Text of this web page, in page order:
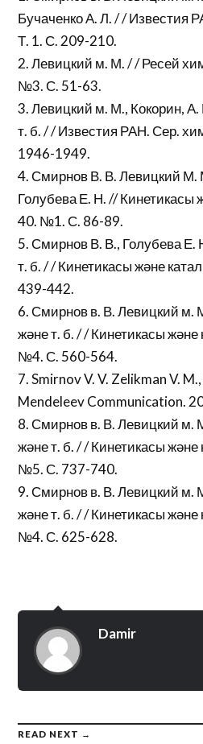
Бучаченко А. Л. / / Известия
Т. 1. С. 209-210.
2. Левицкий м. М. / / Ресей
№3. С. 51-63.
3. Левицкий м. М., Кокорин,
т. б. / / Известия РАН. Сер.
1946-1949.
4. Смирнов В. В. Левицкий М.
Голубева Е. Н. // Кинетикасы
40. №1. С. 86-89.
5. Смирнов В. В., Голубева Е.
т. б. / / Кинетикасы және
439-442.
6. Смирнов в. В. Левицкий м.
және т. б. / / Кинетикасы және
№4. С. 560-564.
7. Smirnov V. V. Zelikman V.
Mendeleev Communication.
8. Смирнов в. В. Левицкий м.
және т. б. / / Кинетикасы және
№5. С. 737-740.
9. Смирнов в. В. Левицкий м.
және т. б. / / Кинетикасы және
№4. С. 625-628.
Damir
READ NEXT →